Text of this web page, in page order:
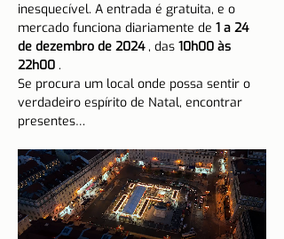
inesquecível. A entrada é gratuita, e o
mercado funciona diariamente de 1 a 24
de dezembro de 2024 , das 10h00 às
22h00 .
Se procura um local onde possa sentir o
verdadeiro espírito de Natal, encontrar
presentes…